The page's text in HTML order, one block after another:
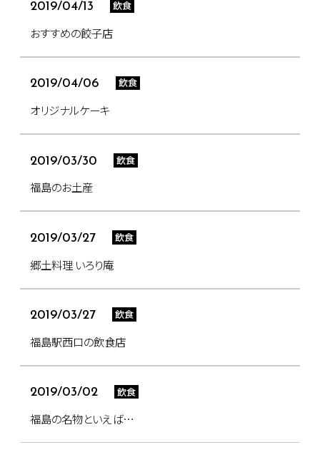
2019/04/13 飲食
おすすめの餃子店
2019/04/06 飲食
オリジナルケーキ
2019/03/30 飲食
福島のお土産
2019/03/27 飲食
郷土料理 いろり庵
2019/03/27 飲食
福島駅西口の飲食店
2019/03/02 飲食
福島の名物といえば…